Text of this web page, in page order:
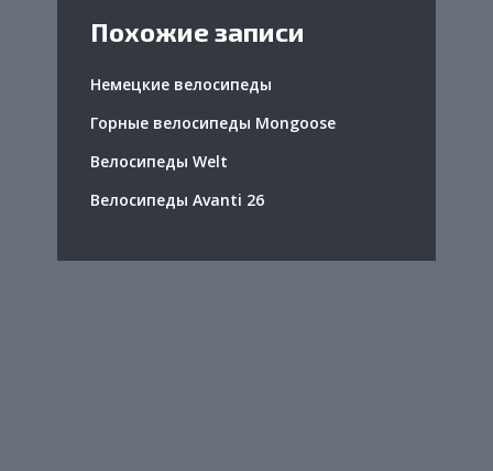
Похожие записи
Немецкие велосипеды
Горные велосипеды Mongoose
Велосипеды Welt
Велосипеды Avanti 26